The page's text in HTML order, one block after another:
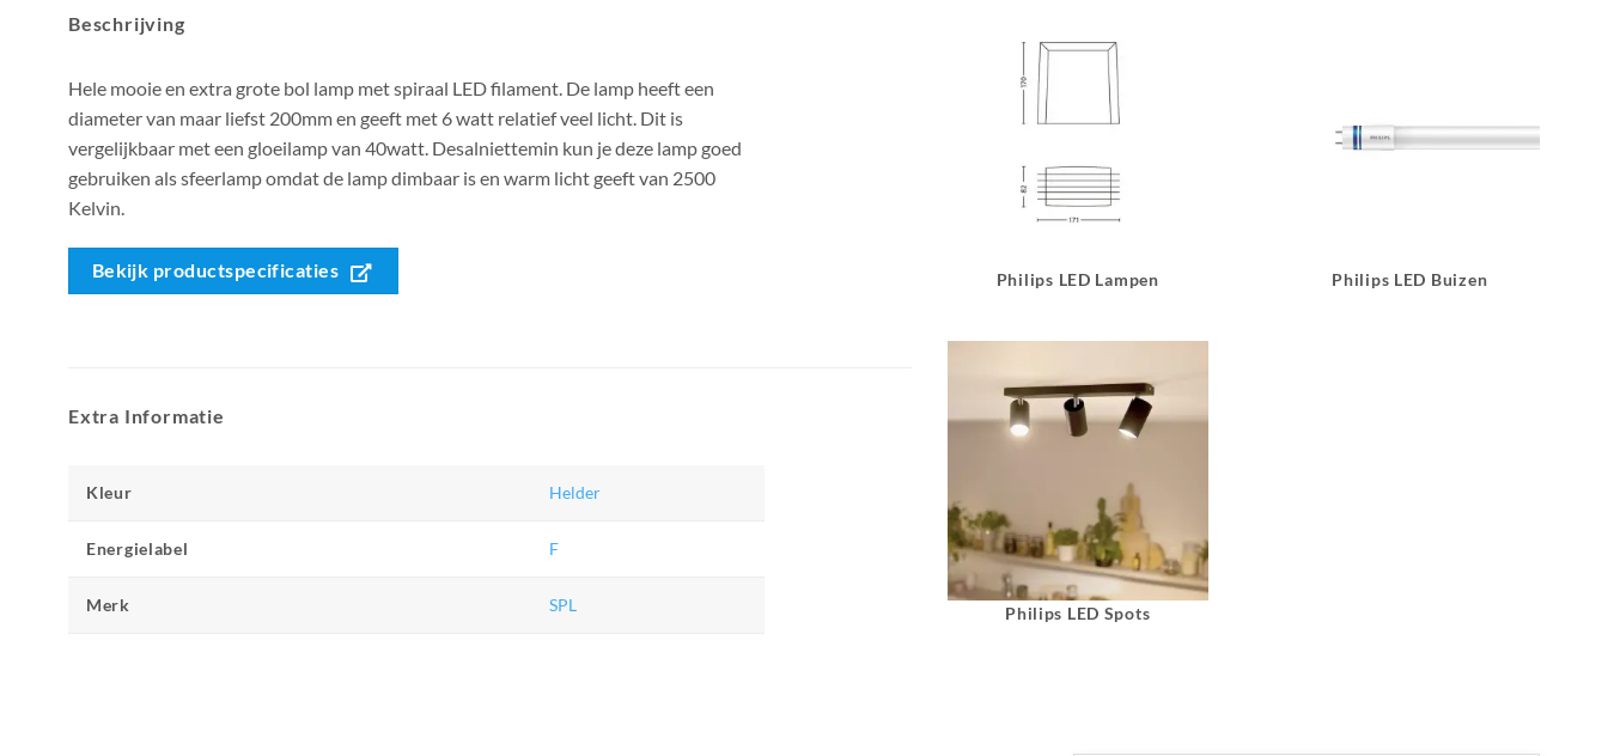
Beschrijving
Hele mooie en extra grote bol lamp met spiraal LED filament. De lamp heeft een
diameter van maar liefst 200mm en geeft met 6 watt relatief veel licht. Dit is
vergelijkbaar met een gloeilamp van 40watt. Desalniettemin kun je deze lamp goed
gebruiken als sfeerlamp omdat de lamp dimbaar is en warm licht geeft van 2500
Kelvin.
Bekijk productspecificaties
Extra Informatie
Kleur Helder
Energielabel F
Merk SPL
Philips LED Lampen Philips LED Buizen
Philips LED Spots